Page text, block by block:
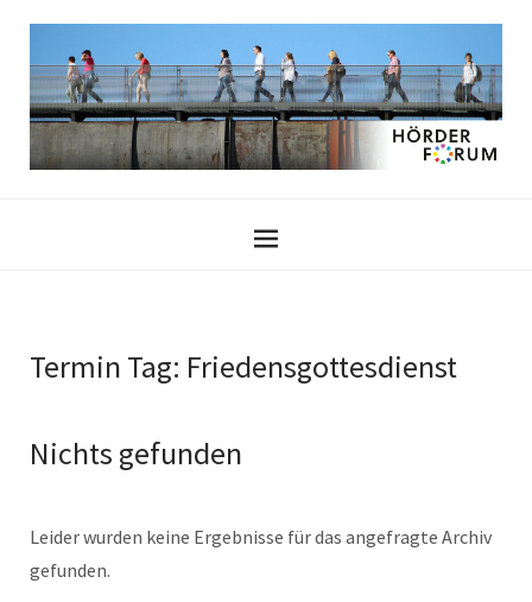
Termin Tag: Friedensgottesdienst
Nichts gefunden
Leider wurden keine Ergebnisse für das angefragte Archiv
gefunden.